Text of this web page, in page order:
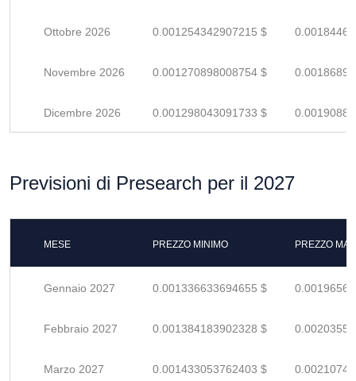
Ottobre 2026 0.001254342907215 $
Novembre 2026 0.001270898008754 $
Dicembre 2026 0.001298043091733 $
Previsioni di Presearch per il 2027
MESE PREZZO MINIMO PREZZO
Gennaio 2027 0.001336633694655 $
Febbraio 2027 0.001384183902328 $
Marzo 2027 0.001433053762403 $